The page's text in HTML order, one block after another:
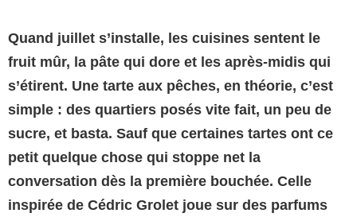
Quand juillet s’installe, les cuisines sentent le
fruit mûr, la pâte qui dore et les après-midis qui
s’étirent. Une tarte aux pêches, en théorie, c’est
simple : des quartiers posés vite fait, un peu de
sucre, et basta. Sauf que certaines tartes ont ce
petit quelque chose qui stoppe net la
conversation dès la première bouchée. Celle
inspirée de Cédric Grolet joue sur des parfums